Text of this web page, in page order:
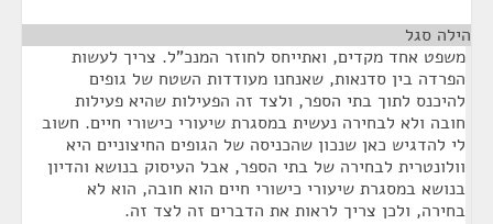
הילה סגל
משפט אחד מקדים, ואתייחס לחוזר המנכ"ל. צריך לעשות
הפרדה בין סדנאות, שאנחנו מעודדות השטח של גופים
להיכנס לתוך בתי הספר, ולצד זה הפעילות שהיא פעילות
חובה ולא לבחירה נעשית במסגרת שיעורי כישורי חיים. חשוב
לי להדגיש כאן שנכון שהכניסה של הגופים החיצוניים היא
וולונטרית לבחירה של בתי הספר, אבל העיסוק בנושא והדיון
בנושא במסגרת שיעורי כישורי חיים הוא חובה, הוא לא
בחירה, ולכן צריך לראות את הדברים זה לצד זה.